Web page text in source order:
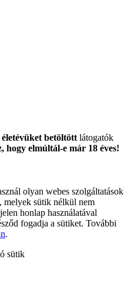
életévüket betöltött látogatók
elmúltál-e már 18 éves!
olyan webes szolgáltatások
melyek sütik nélkül nem
honlap használatával
fogadja a sütiket. További
.
sütik